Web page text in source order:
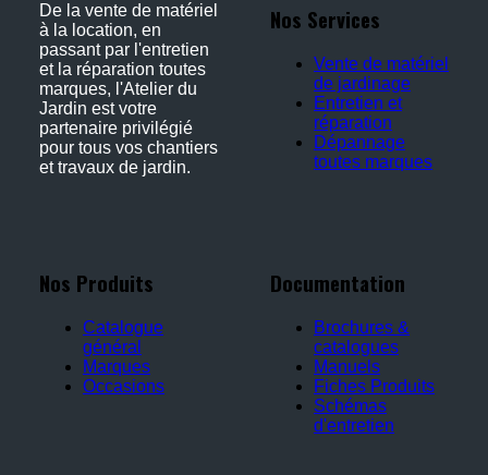
De la vente de matériel
à la location, en
passant par l'entretien
et la réparation toutes
marques, l'Atelier du
Jardin est votre
partenaire privilégié
pour tous vos chantiers
et travaux de jardin.
Nos Services
Vente de matériel
de jardinage
Entretien et
réparation
Dépannage
toutes marques
Nos Produits
Catalogue
général
Marques
Occasions
Documentation
Brochures &
catalogues
Manuels
Fiches Produits
Schémas
d'entretien